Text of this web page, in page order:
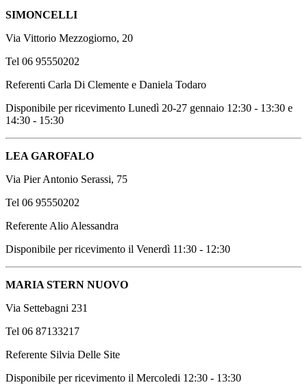
SIMONCELLI
Via Vittorio Mezzogiorno, 20
Tel 06 95550202
Referenti Carla Di Clemente e Daniela Todaro
Disponibile per ricevimento Lunedì 20-27 gennaio 12:30 - 13:30 e
14:30 - 15:30
LEA GAROFALO
Via Pier Antonio Serassi, 75
Tel 06 95550202
Referente Alio Alessandra
Disponibile per ricevimento il Venerdì 11:30 - 12:30
MARIA STERN NUOVO
Via Settebagni 231
Tel 06 87133217
Referente Silvia Delle Site
Disponibile per ricevimento il Mercoledi 12:30 - 13:30